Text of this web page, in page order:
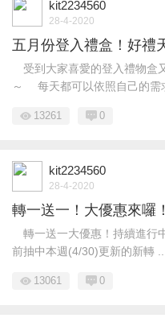
kit2234560
28-4-2020
五月份登入禮盒！好禮
受到大家喜愛的登入禮物
～ 每天都可以依照自己的需
13261 0
kit2234560
28-4-2020
轉一送一！大優惠來囉！
轉一送一大優惠！持續進
前抽中本週(4/30)更新的新轉 ...
13061 0